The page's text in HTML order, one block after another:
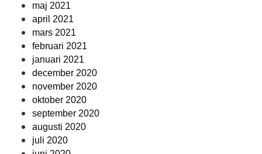
maj 2021
april 2021
mars 2021
februari 2021
januari 2021
december 2020
november 2020
oktober 2020
september 2020
augusti 2020
juli 2020